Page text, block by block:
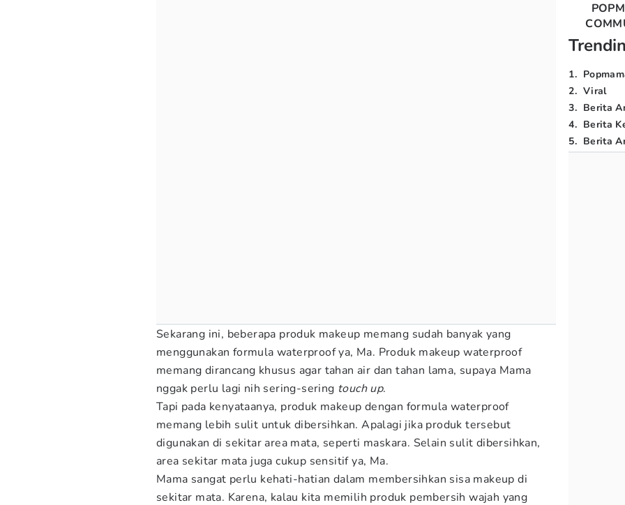
Sekarang ini, beberapa produk makeup memang sudah banyak yang
menggunakan formula waterproof ya, Ma. Produk makeup waterproof
memang dirancang khusus agar tahan air dan tahan lama, supaya Mama
nggak perlu lagi nih sering-sering touch up.
Tapi pada kenyataanya, produk makeup dengan formula waterproof
memang lebih sulit untuk dibersihkan. Apalagi jika produk tersebut
digunakan di sekitar area mata, seperti maskara. Selain sulit dibersihkan,
area sekitar mata juga cukup sensitif ya, Ma.
Mama sangat perlu kehati-hatian dalam membersihkan sisa makeup di
sekitar mata. Karena, kalau kita memilih produk pembersih wajah yang
1.
2. Viral
3. Berita
4. Berita
5. Berita